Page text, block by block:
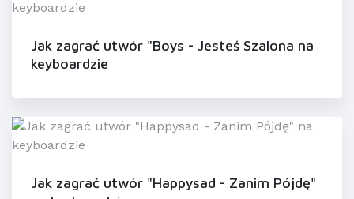
Jak zagrać utwór "Boys - Jesteś Szalona na
keyboardzie
Jak zagrać utwór "Happysad - Zanim Pójdę"